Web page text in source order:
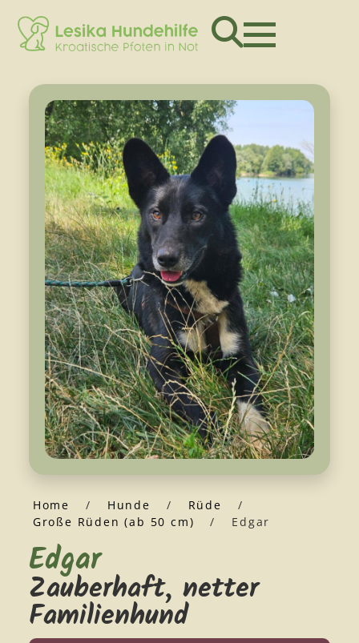
Home / Hunde / Rüde
/
Große Rüden (ab 50 cm)
/ Edgar
Edgar
Zauberhaft, netter
Familienhund